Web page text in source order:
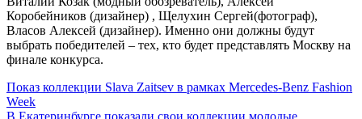
Коробейников (дизайнер) , Щелухин Сергей(фотограф),
Власов Алексей (дизайнер). Именно они должны будут
выбрать победителей – тех, кто будет представлять Москву на
финале конкурса.
Навигация
по
Показ коллекции Slava Zaitsev в рамках Mercedes-Benz Fashion
Week
В Екатеринбурге показали свои коллекции молодые